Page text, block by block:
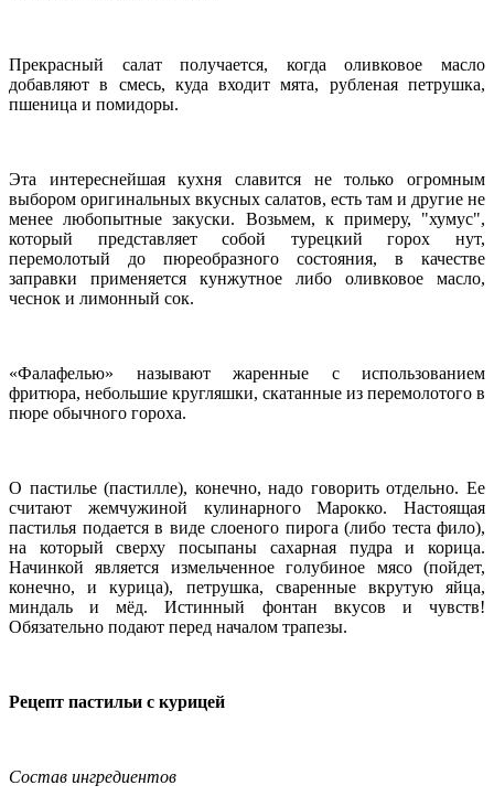
Прекрасный салат получается, когда оливковое масло
добавляют в смесь, куда входит мята, рубленая петрушка,
пшеница и помидоры.
Эта интереснейшая кухня славится не только огромным
выбором оригинальных вкусных салатов, есть там и другие не
менее любопытные закуски. Возьмем, к примеру, "хумус",
который представляет собой турецкий горох нут,
перемолотый до пюреобразного состояния, в качестве
заправки применяется кунжутное либо оливковое масло,
чеснок и лимонный сок.
«Фалафелью» называют жаренные с использованием
фритюра, небольшие кругляшки, скатанные из перемолотого в
пюре обычного гороха.
О пастилье (пастилле), конечно, надо говорить отдельно. Ее
считают жемчужиной кулинарного Марокко. Настоящая
пастилья подается в виде слоеного пирога (либо теста фило),
на который сверху посыпаны сахарная пудра и корица.
Начинкой является измельченное голубиное мясо (пойдет,
конечно, и курица), петрушка, сваренные вкрутую яйца,
миндаль и мёд. Истинный фонтан вкусов и чувств!
Обязательно подают перед началом трапезы.
Рецепт пастильи с курицей
Состав ингредиентов